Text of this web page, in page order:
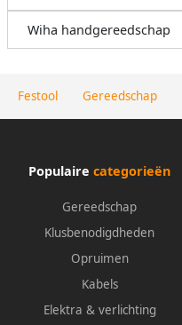
Festool Gereedschap
Wiha handgereedschap
Populaire categorieën
Gereedschap
Klusbenodigdheden
Opruimen
Kabels
Elektra & verlichting